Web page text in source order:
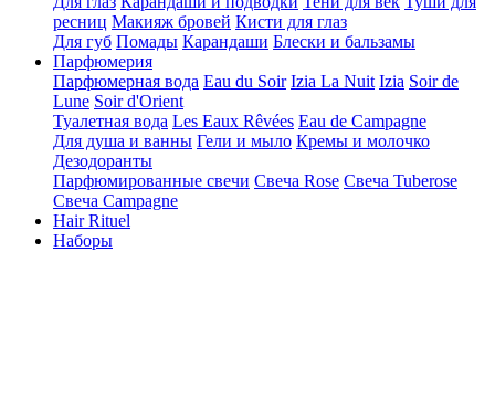
ресниц Макияж бровей Кисти для глаз
Для губ Помады Карандаши Блески и бальзамы
Парфюмерия
Парфюмерная вода Eau du Soir Izia La Nuit Izia Soir de
Lune Soir d'Orient
Туалетная вода Les Eaux Rêvées Eau de Campagne
Для душа и ванны Гели и мыло Кремы и молочко
Дезодоранты
Парфюмированные свечи Свеча Rose Свеча Tuberose
Свеча Campagne
Hair Rituel
Наборы